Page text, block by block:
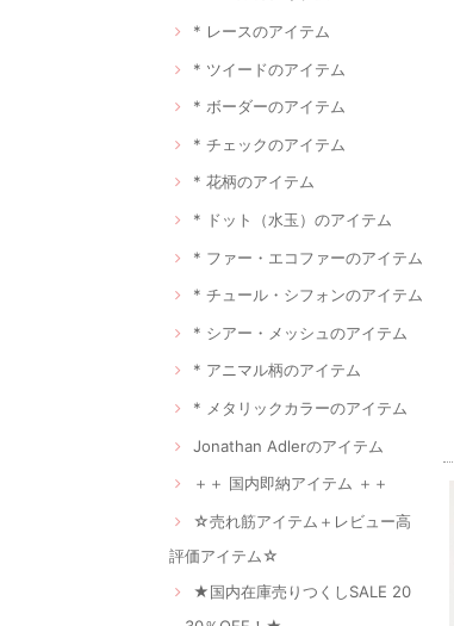
* レースのアイテム
* ツイードのアイテム
* ボーダーのアイテム
* チェックのアイテム
* 花柄のアイテム
* ドット（水玉）のアイテム
* ファー・エコファーのアイテム
* チュール・シフォンのアイテム
* シアー・メッシュのアイテム
* アニマル柄のアイテム
* メタリックカラーのアイテム
Jonathan Adlerのアイテム
＋＋ 国内即納アイテム ＋＋
☆売れ筋アイテム＋レビュー高
評価アイテム☆
★国内在庫売りつくしSALE 20